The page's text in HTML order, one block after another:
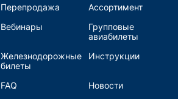
Перепродажа
Ассортимент
Вебинары
Групповые
авиабилеты
Железнодорожные
билеты
Инструкции
FAQ
Новости